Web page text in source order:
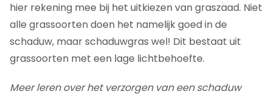
hier rekening mee bij het uitkiezen van graszaad. Niet
alle grassoorten doen het namelijk goed in de
schaduw, maar schaduwgras wel! Dit bestaat uit
grassoorten met een lage lichtbehoefte.
Meer leren over het verzorgen van een schaduw